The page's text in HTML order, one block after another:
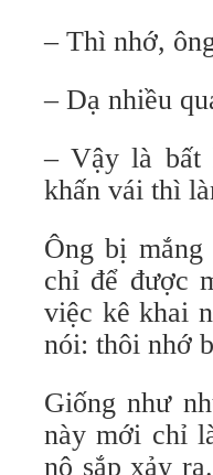
– Thì nhớ,
– Dạ nhiều
– Vậy là bất
khấn vái thì
Ông bị
chỉ để được
việc kê khai
nói: thôi nhớ
Giống như
này mới chỉ
nộ sắp xảy